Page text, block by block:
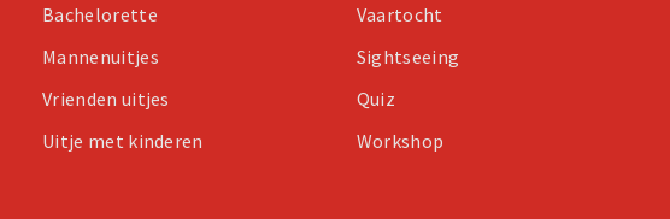
Bachelorette
Mannenuitjes
Vrienden uitjes
Uitje met kinderen
Vaartocht
Sightseeing
Quiz
Workshop